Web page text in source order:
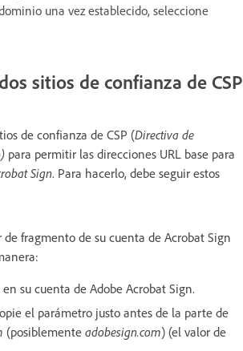
una vez establecido, seleccione
sitios de confianza de CSP
de confianza de CSP (Directiva de
para permitir las direcciones URL base para
Sign. Para hacerlo, debe seguir estos
fragmento de su cuenta de Acrobat Sign
su cuenta de Adobe Acrobat Sign.
el parámetro justo antes de la parte de
(posiblemente adobesign.com) (el valor de